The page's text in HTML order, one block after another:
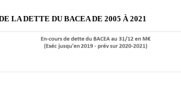
LA DETTE DU BACEA DE 2005 À 2021